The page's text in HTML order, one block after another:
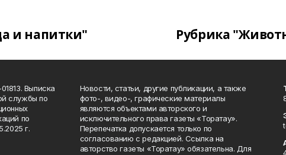
и напитки" Рубрика
Выписка
службы по
по
г.
Новости, статьи, другие публикации, а также
фото-, видео-, графические материалы
являются объектами авторского и
исключительного права газеты «Торатау».
Перепечатка допускается только по
согласованию с редакцией. Ссылка на
авторство газеты «Торатау» обязательна. Для